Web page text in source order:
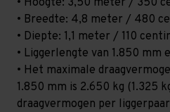
• Breedte: 4,8 meter / 480
• Diepte: 1,1 meter / 110
• Liggerlengte van 1.850 mm
• Het maximale
1.850 mm is 2.650 kg (1.325
draagvermogen per